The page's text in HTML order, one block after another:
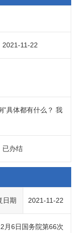
2021-11-22
”具体都有什么？ 我
已办结
日期 2021-11-22
月6日国务院第66次